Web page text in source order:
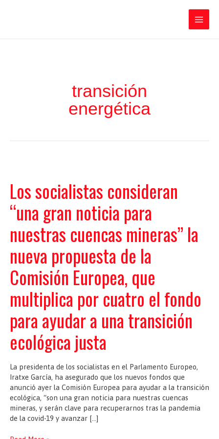
Main
transición
energética
Los socialistas consideran
“una gran noticia para
nuestras cuencas mineras” la
nueva propuesta de la
Comisión Europea, que
multiplica por cuatro el fondo
para ayudar a una transición
ecológica justa
La presidenta de los socialistas en el Parlamento Europeo,
Iratxe García, ha asegurado que los nuevos fondos que
anunció ayer la Comisión Europea para ayudar a la transición
ecológica, “son una gran noticia para nuestras cuencas
mineras, y serán clave para recuperarnos tras la pandemia
de la covid-19 y avanzar […]